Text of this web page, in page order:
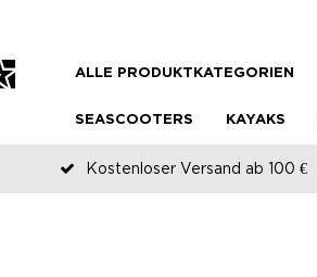
ALLE PRODUKTKATEGORIEN
SEASCOOTERS KAYAKS
Kostenloser Versand ab 100 €